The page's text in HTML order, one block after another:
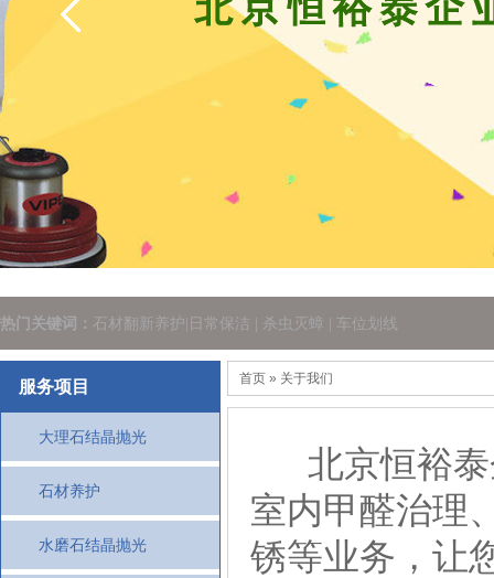
热门关键词： 石材翻新养护|日常保洁 | 杀虫灭蟑 | 车位划线
服务项目
大理石结晶抛光
石材养护
水磨石结晶抛光
首页 » 关于我们
北京恒裕泰
室内甲醛治理
锈等业务，让